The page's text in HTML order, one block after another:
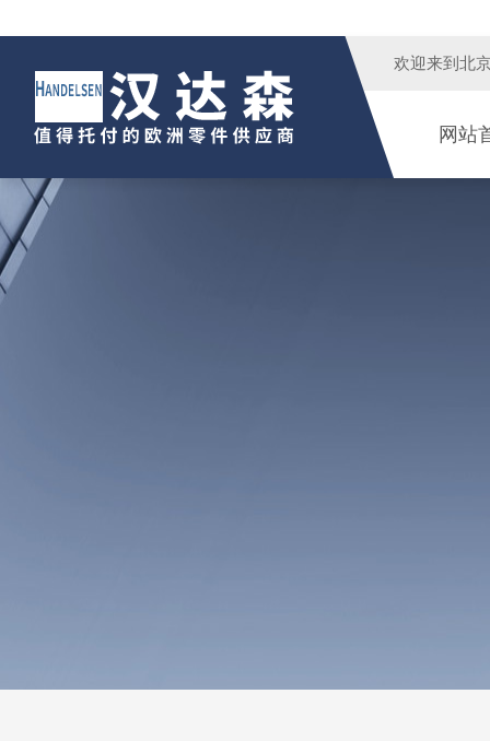
欢迎来到 北
网站